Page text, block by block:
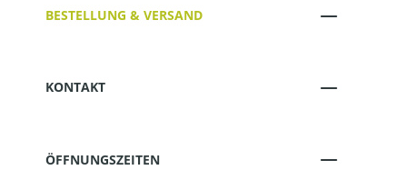
BESTELLUNG & VERSAND
KONTAKT
ÖFFNUNGSZEITEN